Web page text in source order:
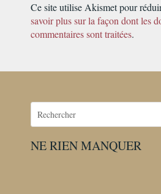
Ce site utilise Akismet pour
savoir plus sur la façon dont les
commentaires sont traitées.
NE RIEN MANQUER